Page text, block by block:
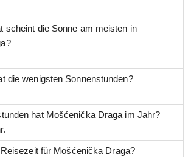
scheint die Sonne am meisten in
die wenigsten Sonnenstunden?
hat Mošćenička Draga im Jahr?
für Mošćenička Draga?